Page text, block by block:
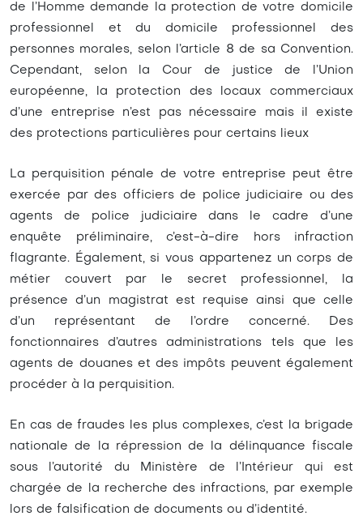
de l’Homme demande la protection de votre domicile
professionnel et du domicile professionnel des
personnes morales, selon l’article 8 de sa Convention.
Cependant, selon la Cour de justice de l’Union
européenne, la protection des locaux commerciaux
d’une entreprise n’est pas nécessaire mais il existe
des protections particulières pour certains lieux
La perquisition pénale de votre entreprise peut être
exercée par des officiers de police judiciaire ou des
agents de police judiciaire dans le cadre d’une
enquête préliminaire, c’est-à-dire hors infraction
flagrante. Également, si vous appartenez un corps de
métier couvert par le secret professionnel, la
présence d’un magistrat est requise ainsi que celle
d’un représentant de l’ordre concerné. Des
fonctionnaires d’autres administrations tels que les
agents de douanes et des impôts peuvent également
procéder à la perquisition.
En cas de fraudes les plus complexes, c’est la brigade
nationale de la répression de la délinquance fiscale
sous l’autorité du Ministère de l’Intérieur qui est
chargée de la recherche des infractions, par exemple
lors de falsification de documents ou d’identité.